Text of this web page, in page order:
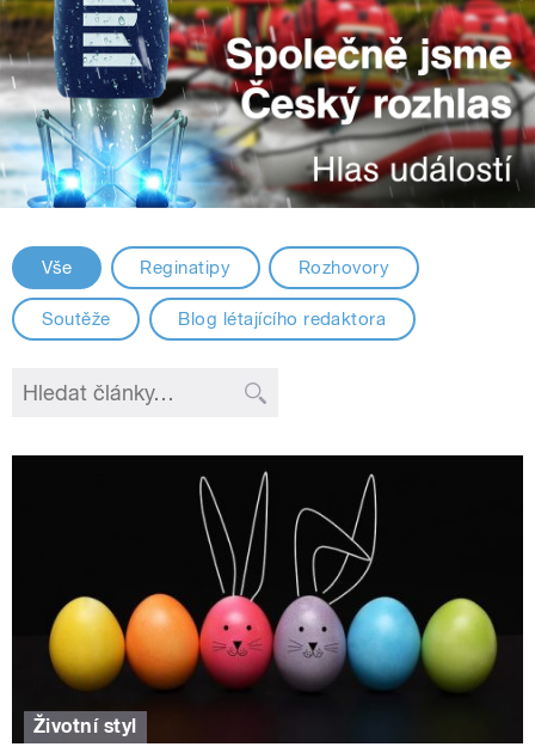
Vše Reginatipy Rozhovory
Soutěže Blog létajícího redaktora
Životní styl